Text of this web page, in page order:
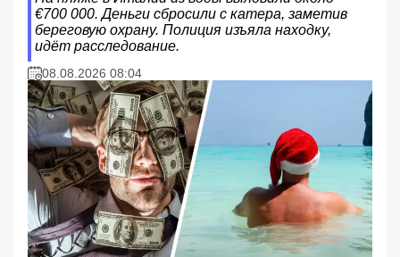
€700 000. Деньги сбросили с катера, заметив
береговую охрану. Полиция изъяла находку,
идёт расследование.
08.08.2026 08:04